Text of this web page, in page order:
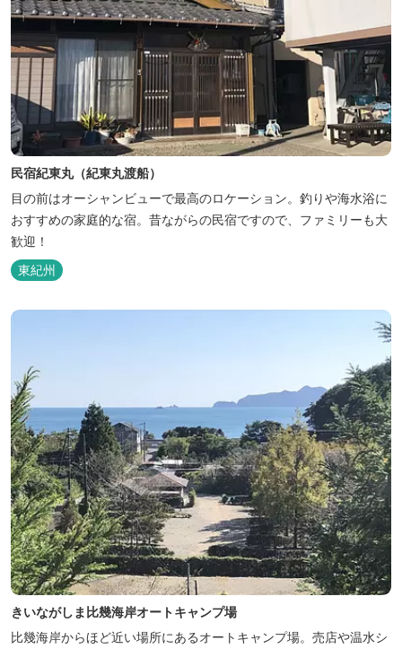
民宿紀東丸（紀東丸渡船）
目の前はオーシャンビューで最高のロケーション。釣りや海水浴に
おすすめの家庭的な宿。昔ながらの民宿ですので、ファミリーも大
歓迎！
東紀州
きいながしま比幾海岸オートキャンプ場
比幾海岸からほど近い場所にあるオートキャンプ場。売店や温水シ